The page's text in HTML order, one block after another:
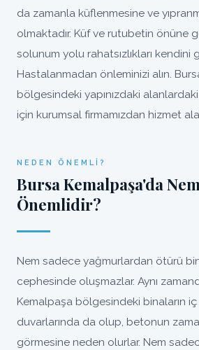
da zamanla küflenmesine ve
olmaktadır. Küf ve rutubetin önüne
solunum yolu rahatsızlıkları kendini
Hastalanmadan önleminizi alın.
bölgesindeki yapınızdaki
için kurumsal firmamızdan hizmet
NEDEN ÖNEMLI?
Bursa Kemalpaşa'da
Önemlidir?
Nem sadece yağmurlardan ötürü
cephesinde oluşmazlar. Aynı
Kemalpaşa bölgesindeki binaların
duvarlarında da olup, betonun
görmesine neden olurlar. Nem